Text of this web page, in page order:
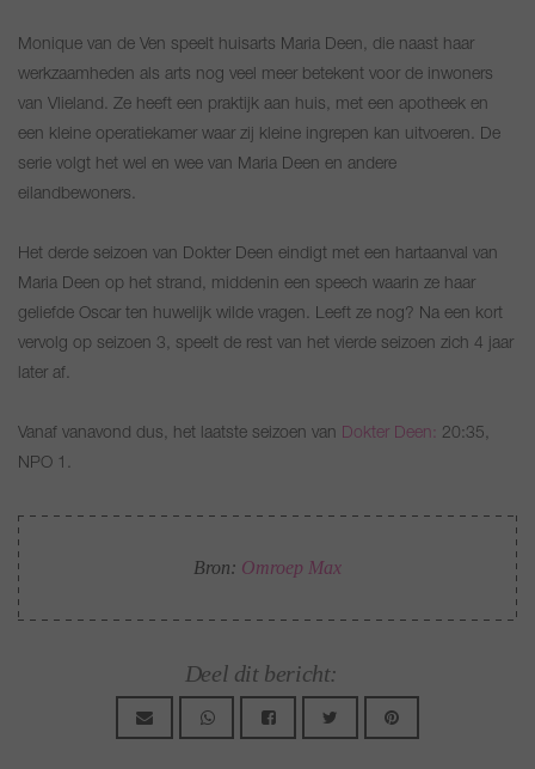
Monique van de Ven speelt huisarts Maria Deen, die naast haar
werkzaamheden als arts nog veel meer betekent voor de inwoners
van Vlieland. Ze heeft een praktijk aan huis, met een apotheek en
een kleine operatiekamer waar zij kleine ingrepen kan uitvoeren. De
serie volgt het wel en wee van Maria Deen en andere
eilandbewoners.
Het derde seizoen van Dokter Deen eindigt met een hartaanval van
Maria Deen op het strand, middenin een speech waarin ze haar
geliefde Oscar ten huwelijk wilde vragen. Leeft ze nog? Na een kort
vervolg op seizoen 3, speelt de rest van het vierde seizoen zich 4 jaar
later af.
Vanaf vanavond dus, het laatste seizoen van Dokter Deen: 20:35,
NPO 1.
Bron: Omroep Max
Deel dit bericht: